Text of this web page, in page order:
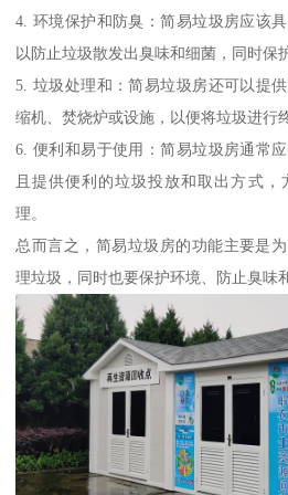
4. 环境保护和防臭：简易垃圾房应该
以防止垃圾散发出臭味和细菌，同时保
5. 垃圾处理和：简易垃圾房还可以提
缩机、焚烧炉或设施，以便将垃圾进行
6. 便利和易于使用：简易垃圾房通常
且提供便利的垃圾投放和取出方式
理。
总而言之，简易垃圾房的功能主要是
理垃圾，同时也要保护环境、防止臭味